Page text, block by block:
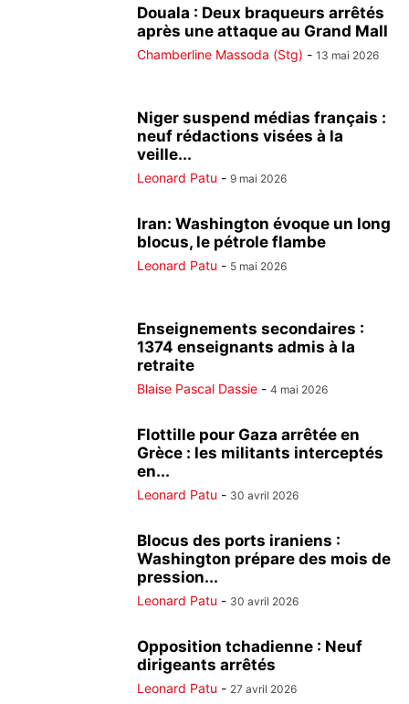
Douala : Deux braqueurs arrêtés
après une attaque au Grand Mall
Chamberline Massoda (Stg) - 13 mai 2026
Niger suspend médias français :
neuf rédactions visées à la
veille...
Leonard Patu - 9 mai 2026
Iran: Washington évoque un long
blocus, le pétrole flambe
Leonard Patu - 5 mai 2026
Enseignements secondaires :
1374 enseignants admis à la
retraite
Blaise Pascal Dassie - 4 mai 2026
Flottille pour Gaza arrêtée en
Grèce : les militants interceptés
en...
Leonard Patu - 30 avril 2026
Blocus des ports iraniens :
Washington prépare des mois de
pression...
Leonard Patu - 30 avril 2026
Opposition tchadienne : Neuf
dirigeants arrêtés
Leonard Patu - 27 avril 2026